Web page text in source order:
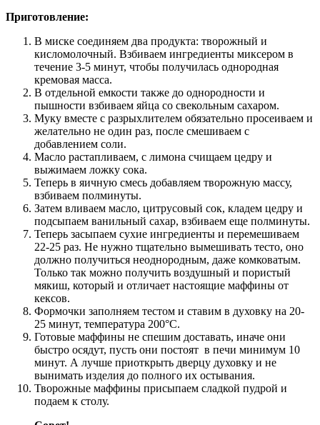
Приготовление:
В миске соединяем два продукта: творожный и
кисломолочный. Взбиваем ингредиенты миксером в
течение 3-5 минут, чтобы получилась однородная
кремовая масса.
В отдельной емкости также до однородности и
пышности взбиваем яйца со свекольным сахаром.
Муку вместе с разрыхлителем обязательно просеиваем и
желательно не один раз, после смешиваем с
добавлением соли.
Масло растапливаем, с лимона счищаем цедру и
выжимаем ложку сока.
Теперь в яичную смесь добавляем творожную массу,
взбиваем полминуты.
Затем вливаем масло, цитрусовый сок, кладем цедру и
подсыпаем ванильный сахар, взбиваем еще полминуты.
Теперь засыпаем сухие ингредиенты и перемешиваем
22-25 раз. Не нужно тщательно вымешивать тесто, оно
должно получиться неоднородным, даже комковатым.
Только так можно получить воздушный и пористый
мякиш, который и отличает настоящие маффины от
кексов.
Формочки заполняем тестом и ставим в духовку на 20-
25 минут, температура 200°С.
Готовые маффины не спешим доставать, иначе они
быстро осядут, пусть они постоят в печи минимум 10
минут. А лучше приоткрыть дверцу духовку и не
вынимать изделия до полного их остывания.
Творожные маффины присыпаем сладкой пудрой и
подаем к столу.